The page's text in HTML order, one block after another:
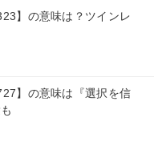
】の意味は？ツインレ
】の意味は『選択を信